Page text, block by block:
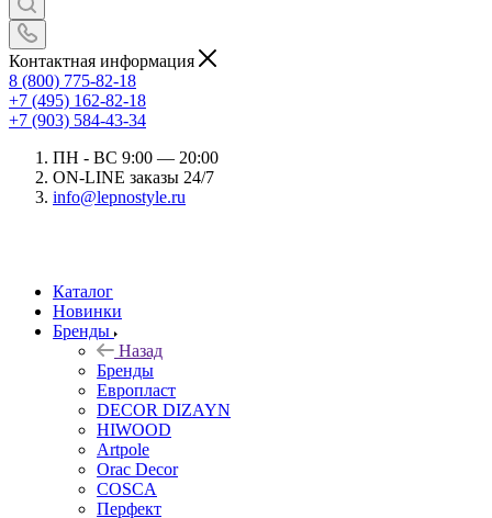
Контактная информация
8 (800) 775-82-18
+7 (495) 162-82-18
+7 (903) 584-43-34
ПН - ВС 9:00 — 20:00
ON-LINE заказы 24/7
info@lepnostyle.ru
Каталог
Новинки
Бренды
Назад
Бренды
Европласт
DECOR DIZAYN
HIWOOD
Artpole
Orac Decor
COSCA
Перфект